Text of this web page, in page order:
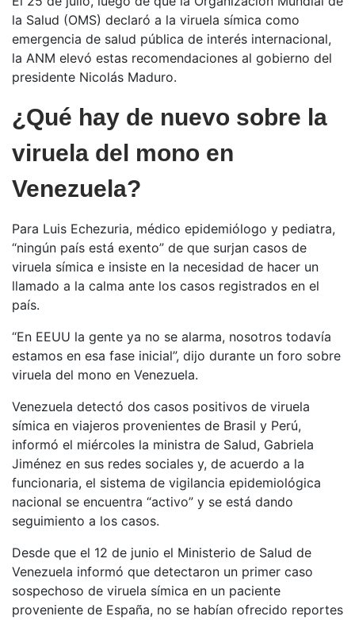
la Salud (OMS) declaró a la viruela símica como
emergencia de salud pública de interés internacional,
la ANM elevó estas recomendaciones al gobierno del
presidente Nicolás Maduro.
¿Qué hay de nuevo sobre la
viruela del mono en
Venezuela?
Para Luis Echezuria, médico epidemiólogo y pediatra,
“ningún país está exento” de que surjan casos de
viruela símica e insiste en la necesidad de hacer un
llamado a la calma ante los casos registrados en el
país.
“En EEUU la gente ya no se alarma, nosotros todavía
estamos en esa fase inicial”, dijo durante un foro sobre
viruela del mono en Venezuela.
Venezuela detectó dos casos positivos de viruela
símica en viajeros provenientes de Brasil y Perú,
informó el miércoles la ministra de Salud, Gabriela
Jiménez en sus redes sociales y, de acuerdo a la
funcionaria, el sistema de vigilancia epidemiológica
nacional se encuentra “activo” y se está dando
seguimiento a los casos.
Desde que el 12 de junio el Ministerio de Salud de
Venezuela informó que detectaron un primer caso
sospechoso de viruela símica en un paciente
proveniente de España, no se habían ofrecido reportes